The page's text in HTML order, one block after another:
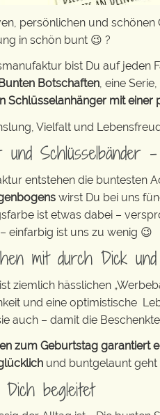
persönlichen und schönen
in schön bunt 😉 ?
bist Du auf jeden
Botschaften, eine Serie,
Schlüsselanhänger mit einer
Vielfalt und
und
entstehen die buntesten
wirst Du bei uns
ist etwas dabei –
einfarbig ist uns zu wenig 😉
mit durch Dick
ziemlich hässlichen
und eine optimistische
auch – damit die
zum Geburtstag garantiert
und buntgelaunt geht
begleitet